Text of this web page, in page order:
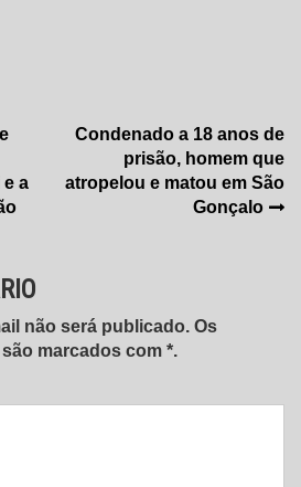
a
Condenado a 18 anos de
prisão, homem que
atropelou e matou em São
Gonçalo
não será publicado. Os
marcados com *.